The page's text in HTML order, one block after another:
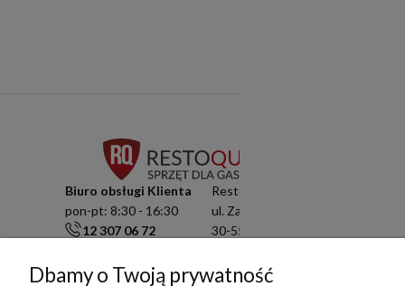
Biuro obsługi Klienta
pon-pt: 8:30 - 16:30
12 307 06 72
info@restoquality.pl
Resto Quality Sp. z o.o.
ul. Zamknięta 10/1.5
30-554 Kraków
KRS: 0000511822
Dbamy o Twoją prywatność